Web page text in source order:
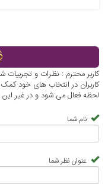
کاربر محترم : نظرات و
کاربران در انتخاب های خود
لحظه فعال می شود و در غیر
نام شما
عنوان نظر شما